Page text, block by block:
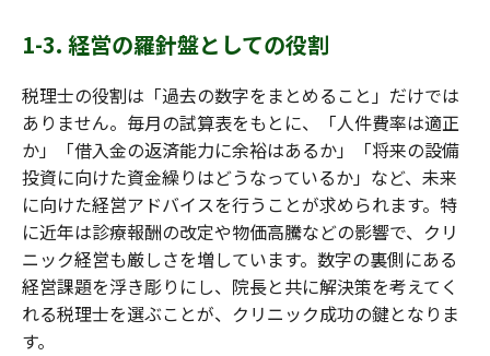
1-3. 経営の羅針盤としての役割
税理士の役割は「過去の数字をまとめること」だけでは
ありません。毎月の試算表をもとに、「人件費率は適正
か」「借入金の返済能力に余裕はあるか」「将来の設備
投資に向けた資金繰りはどうなっているか」など、未来
に向けた経営アドバイスを行うことが求められます。特
に近年は診療報酬の改定や物価高騰などの影響で、クリ
ニック経営も厳しさを増しています。数字の裏側にある
経営課題を浮き彫りにし、院長と共に解決策を考えてく
れる税理士を選ぶことが、クリニック成功の鍵となりま
す。